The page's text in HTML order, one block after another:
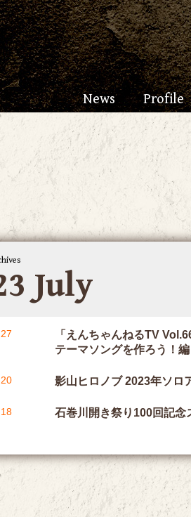
News Profile
July
「えんちゃんねるTV
テーマソングを作ろう！編
影山ヒロノブ 2023年ソロ
石巻川開き祭り100回記念